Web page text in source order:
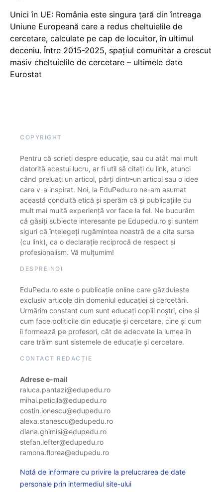
Unici în UE: România este singura țară din întreaga
Uniune Europeană care a redus cheltuielile de
cercetare, calculate pe cap de locuitor, în ultimul
deceniu. Între 2015-2025, spațiul comunitar a crescut
masiv cheltuielile de cercetare – ultimele date
Eurostat
COPYRIGHT
Pentru că scrieți despre educație, sau cu atât mai mult
datorită acestui lucru, ar fi util să citați cu link, atunci
când preluați un articol, părți dintr-un articol sau o idee
care v-a inspirat. Noi, la EduPedu.ro ne-am asumat
această conduită etică și sperăm că și publicațiile cu
mult mai multă experiență vor face la fel. Ne bucurăm
că găsiți subiecte interesante pe Edupedu.ro și suntem
siguri că înțelegeți rugămintea noastră de a cita sursa
(cu link), ca o declarație reciprocă de respect și
profesionalism. Vă mulțumim!
DESPRE NOI
EduPedu.ro este o publicație online care găzduiește
exclusiv articole din domeniul educației și cercetării.
Urmărim constant cum sunt educați copiii noștri, cine și
cum face politicile din educație și cercetare, cine și cum
îi formează pe profesori, cât de adecvate la lumea în
care trăim sunt sistemele de educație și cercetare.
CONTACT REDACȚIE
Adrese e-mail
raluca.pantazi@edupedu.ro
mihai.peticila@edupedu.ro
costin.ionescu@edupedu.ro
alexa.stanescu@edupedu.ro
diana.ghimisi@edupedu.ro
stefan.lefter@edupedu.ro
ramona.florea@edupedu.ro
Notă de informare cu privire la prelucrarea de date
personale prin intermediul site-ului